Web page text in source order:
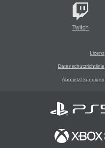
Twitch
Lizenz
Datenschutzrichtlinie
Abo jetzt kündigen